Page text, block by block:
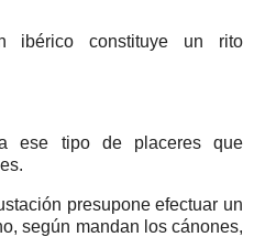
ibérico constituye un rito
ese tipo de placeres que
presupone efectuar un
según mandan los cánones,